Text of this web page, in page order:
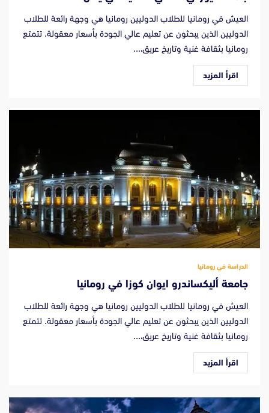
العيش في رومانيا للطلاب الدوليين رومانيا هي وجهة رائعة للطلاب
الدوليين الذين يبحثون عن تعليم عالي الجودة بأسعار معقولة. تتمتع
رومانيا بثقافة غنية وتاريخ عريق،...
اقرأ المزيد
الدراسة في رومانيا
جامعة أليكساندرو ايوان كوزا في رومانيا
العيش في رومانيا للطلاب الدوليين رومانيا هي وجهة رائعة للطلاب
الدوليين الذين يبحثون عن تعليم عالي الجودة بأسعار معقولة. تتمتع
رومانيا بثقافة غنية وتاريخ عريق،...
اقرأ المزيد